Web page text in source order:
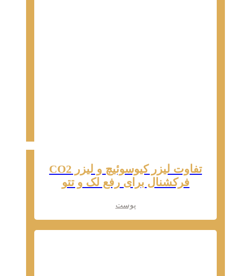
تفاوت لیزر کیوسوئیچ و لیزر CO2
فرکشنال برای رفع لک و تتو
پوست